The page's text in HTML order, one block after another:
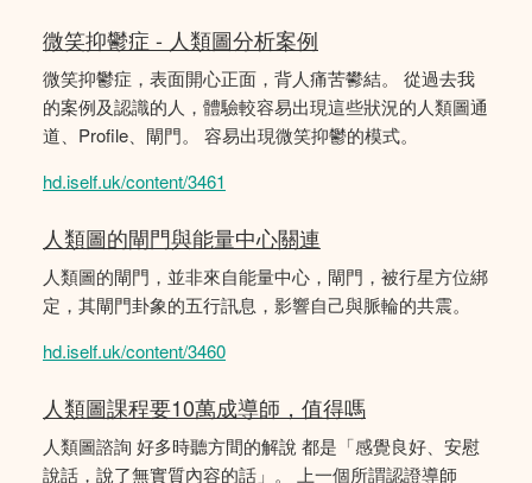
微笑抑鬱症 - 人類圖分析案例
微笑抑鬱症，表面開心正面，背人痛苦鬰結。 從過去我
的案例及認識的人，體驗較容易出現這些狀況的人類圖通
道、Profile、閘門。 容易出現微笑抑鬱的模式。
hd.iself.uk/content/3461
人類圖的閘門與能量中心關連
人類圖的閘門，並非來自能量中心，閘門，被行星方位綁
定，其閘門卦象的五行訊息，影響自己與脈輪的共震。
hd.iself.uk/content/3460
人類圖課程要10萬成導師，值得嗎
人類圖諮詢 好多時聽方間的解說 都是「感覺良好、安慰
說話，說了無實質內容的話」。 上一個所謂認證導師